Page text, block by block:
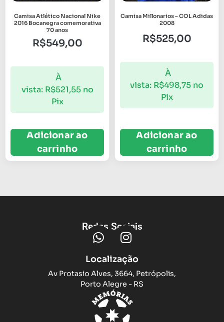
Camisa Atlético Nacional Nike
2016 Bocanegra comemorativa
70 anos
R$549,00
À
vista: R$521,55 no
Pix
Adicionar ao
carrinho
Camisa Millonarios – COL Adidas
2008
R$525,00
À
vista: R$498,75 no
Pix
Adicionar ao
carrinho
Redes Sociais
Localização
Av Protasio Alves, 3664, Petrópolis,
Porto Alegre - RS